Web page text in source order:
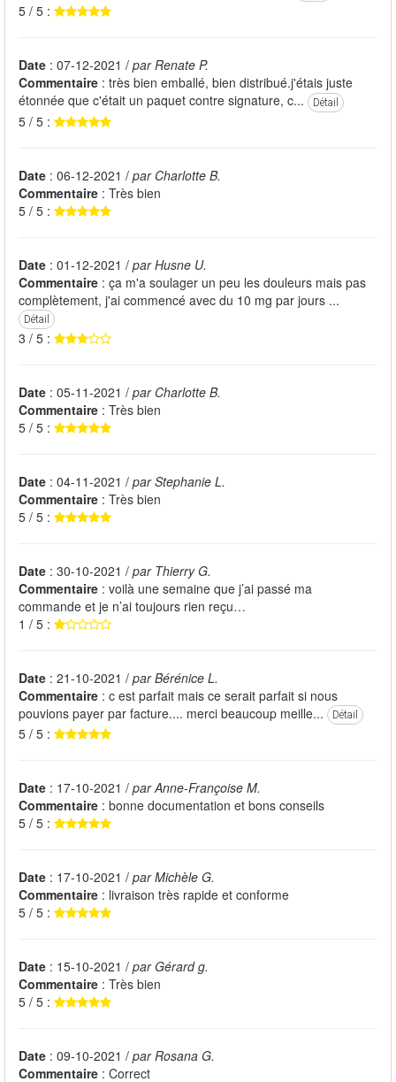
5 / 5 :
Date : 07-12-2021 / par Renate P.
Commentaire : très bien emballé, bien distribué.j'étais juste
étonnée que c'était un paquet contre signature, c...
Détail
5 / 5 :
Date : 06-12-2021 / par Charlotte B.
Commentaire : Très bien
5 / 5 :
Date : 01-12-2021 / par Husne U.
Commentaire : ça m'a soulager un peu les douleurs mais pas
complètement, j'ai commencé avec du 10 mg par jours ...
Détail
3 / 5 :
Date : 05-11-2021 / par Charlotte B.
Commentaire : Très bien
5 / 5 :
Date : 04-11-2021 / par Stephanie L.
Commentaire : Très bien
5 / 5 :
Date : 30-10-2021 / par Thierry G.
Commentaire : voilà une semaine que j’ai passé ma
commande et je n’ai toujours rien reçu…
1 / 5 :
Date : 21-10-2021 / par Bérénice L.
Commentaire : c est parfait mais ce serait parfait si nous
pouvions payer par facture.... merci beaucoup meille...
Détail
5 / 5 :
Date : 17-10-2021 / par Anne-Françoise M.
Commentaire : bonne documentation et bons conseils
5 / 5 :
Date : 17-10-2021 / par Michèle G.
Commentaire : livraison très rapide et conforme
5 / 5 :
Date : 15-10-2021 / par Gérard g.
Commentaire : Très bien
5 / 5 :
Date : 09-10-2021 / par Rosana G.
Commentaire : Correct